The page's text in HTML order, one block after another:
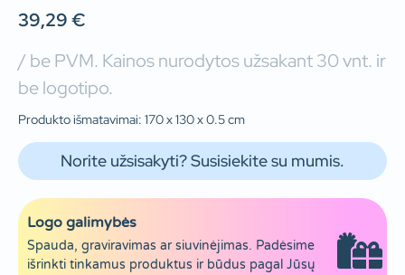
39,29€
/ be PVM. Kainos nurodytos užsakant 30 vnt. ir
be logotipo.
Produkto išmatavimai: 170 x 130 x 0.5 cm
Norite užsisakyti? Susisiekite su mumis.
Logo galimybės
Spauda, graviravimas ar siuvinėjimas. Padėsime
išrinkti tinkamus produktus ir būdus pagal Jūsų